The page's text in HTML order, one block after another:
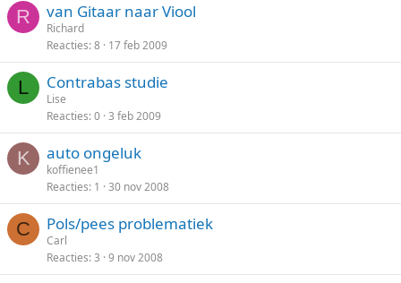
R van Gitaar naar Viool
Richard
Reacties 8 17 feb 2009
L Contrabas studie
Lise
Reacties 0 3 feb 2009
K auto ongeluk
koffienee1
Reacties 1 30 nov 2008
C Pols/pees problematiek
Carl
Reacties 3 9 nov 2008